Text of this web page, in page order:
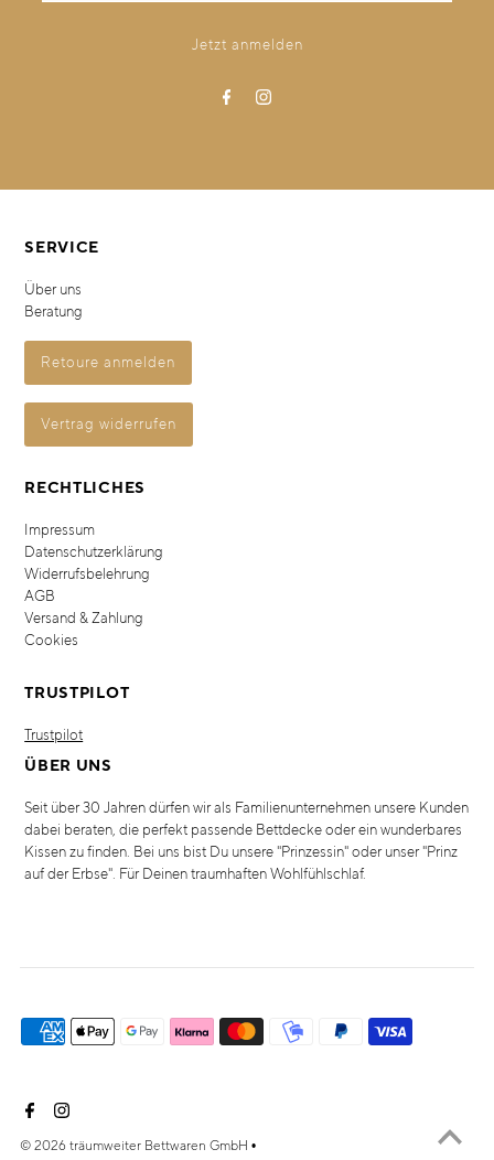
SERVICE
Über uns
Beratung
Retoure anmelden
Vertrag widerrufen
RECHTLICHES
Impressum
Datenschutzerklärung
Widerrufsbelehrung
AGB
Versand & Zahlung
Cookies
TRUSTPILOT
Trustpilot
ÜBER UNS
Seit über 30 Jahren dürfen wir als Familienunternehmen unsere Kunden
dabei beraten, die perfekt passende Bettdecke oder ein wunderbares
Kissen zu finden. Bei uns bist Du unsere "Prinzessin" oder unser "Prinz
auf der Erbse". Für Deinen traumhaften Wohlfühlschlaf.
© 2026 träumweiter Bettwaren GmbH •